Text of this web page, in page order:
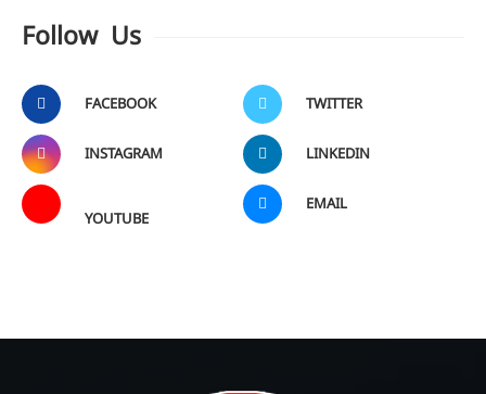
Follow Us
FACEBOOK TWITTER
INSTAGRAM LINKEDIN
YOUTUBE
EMAIL